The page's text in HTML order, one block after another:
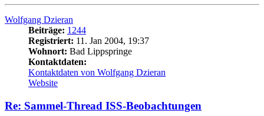
Wolfgang Dzieran
Beiträge: 1244
Registriert: 11. Jan 2004, 19:37
Wohnort: Bad Lippspringe
Kontaktdaten:
Kontaktdaten von Wolfgang Dzieran
Website
Re: Sammel-Thread ISS-Beobachtungen